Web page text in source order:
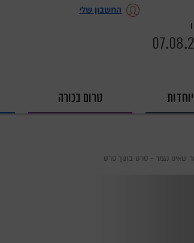
החשבון שלי
טרום בכורה
שאינו נגמר - סרט בתוך סרט